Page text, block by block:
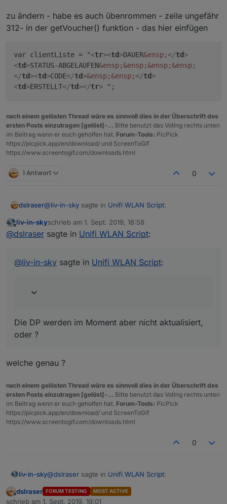
sieht so aus:
zu ändern - habe es auch übenrommen - zeile ungefähr
312- in der getVoucher() funktion - das hier einfügen
var clientListe = "<tr><td>DAUER&ensp;</td>
<td>STATUS-ABGELAUFEN&ensp;&ensp;&ensp;&ensp;
</td><td>CODE</td>&ensp;&ensp;</td>
<td>ERSTELLT</td></tr> ";
nach einem gelösten Thread wäre es sinnvoll dies in der Überschrift des
ersten Posts einzutragen [gelöst]-... Bitte benutzt das Voting rechts unten
im Beitrag wenn er euch geholfen hat. Forum-Tools: PicPick
https://picpick.app/en/download/ und ScreenToGif
https://www.screentogif.com/downloads.html
1 Antwort 0
dslraser@liv-in-sky sagte in Unifi WLAN Script:
auf wunsch kann eine anwesenheitskontrolle
ping adapter)
?
Offline
liv-in-skyschrieb am 1. Sept. 2019, 18:58
zuletzt editiert von
@dslraser sagte in Unifi WLAN Script:
@liv-in-sky sagte in Unifi WLAN Script:
Die DP werden im Moment aber nicht aktualisiert,
oder ?
welche genau ?
nach einem gelösten Thread wäre es sinnvoll dies in der Überschrift des
ersten Posts einzutragen [gelöst]-... Bitte benutzt das Voting rechts unten
im Beitrag wenn er euch geholfen hat. Forum-Tools: PicPick
https://picpick.app/en/download/ und ScreenToGif
https://www.screentogif.com/downloads.html
0
liv-in-sky@dslraser sagte in Unifi WLAN Script:
@liv-in-skysagte in
Offline
dslraser FORUM TESTING MOST ACTIVE
schrieb am 1. Sept. 2019, 19:01